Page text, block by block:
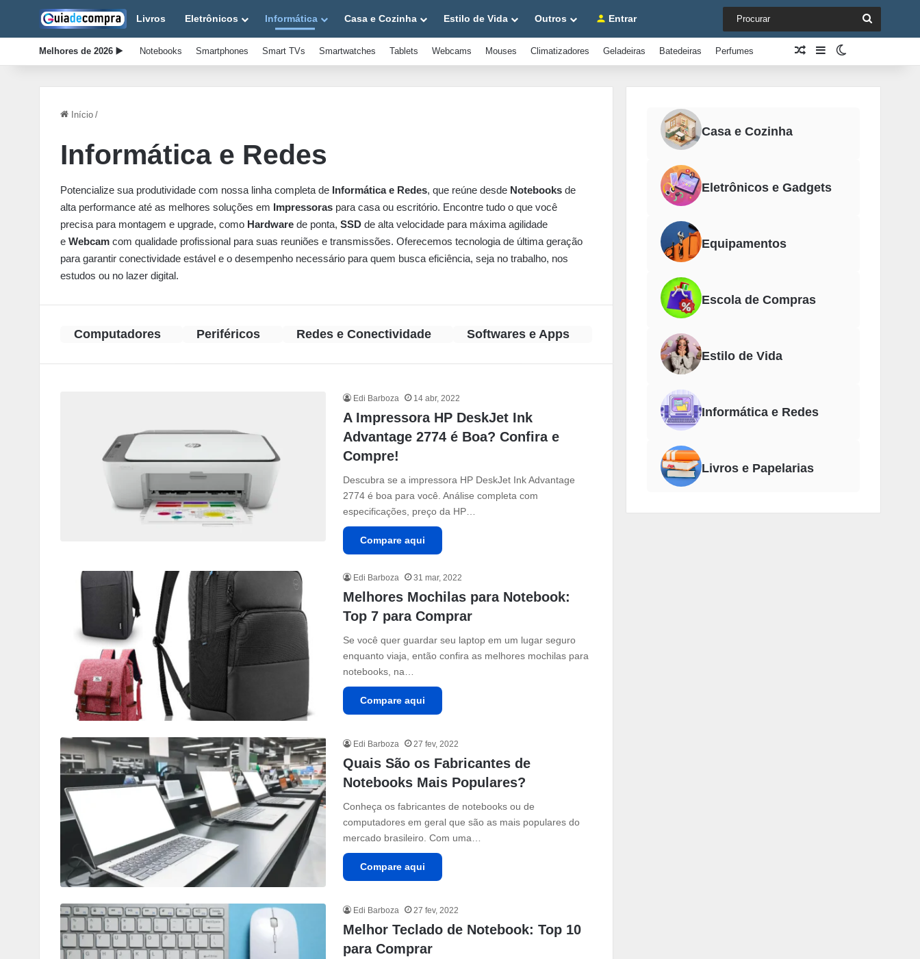
Livros Eletrônicos Informática Casa e Cozinha Estilo de Vida Outros Entrar
Melhores de 2026 ▶️ Notebooks Smartphones Smart TVs Smartwatches Tablets Webcams Mouses Climatizadores Geladeiras Batedeiras Perfumes Artigo aleatório
Barra Lateral
Início /
Informática e Redes
Potencialize sua produtividade com nossa linha completa de Informática e Redes, que reúne desde Notebooks de
alta performance até as melhores soluções em Impressoras para casa ou escritório. Encontre tudo o que você
precisa para montagem e upgrade, como Hardware de ponta, SSD de alta velocidade para máxima agilidade
e Webcam com qualidade profissional para suas reuniões e transmissões. Oferecemos tecnologia de última geração
para garantir conectividade estável e o desempenho necessário para quem busca eficiência, seja no trabalho, nos
estudos ou no lazer digital.
Computadores Periféricos Redes e Conectividade Softwares e Apps
Edi Barboza 14 abr, 2022
A Impressora HP DeskJet Ink
Advantage 2774 é Boa? Confira e
Compre!
Descubra se a impressora HP DeskJet Ink Advantage
2774 é boa para você. Análise completa com
especificações, preço da HP…
Compare aqui
Edi Barboza 31 mar, 2022
Melhores Mochilas para Notebook:
Top 7 para Comprar
Se você quer guardar seu laptop em um lugar seguro
enquanto viaja, então confira as melhores mochilas para
notebooks, na…
Compare aqui
Edi Barboza 27 fev, 2022
Quais São os Fabricantes de
Notebooks Mais Populares?
Conheça os fabricantes de notebooks ou de
computadores em geral que são as mais populares do
mercado brasileiro. Com uma…
Compare aqui
Edi Barboza 27 fev, 2022
Melhor Teclado de Notebook: Top 10
para Comprar
Casa e Cozinha
Eletrônicos e Gadgets
Equipamentos
Escola de Compras
Estilo de Vida
Informática e Redes
Livros e Papelarias